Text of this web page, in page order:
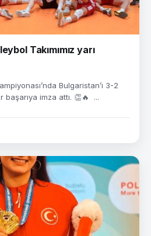
Takımımız yarı
Bulgaristan’ı 3-2
imza attı. 👏🔥 ...